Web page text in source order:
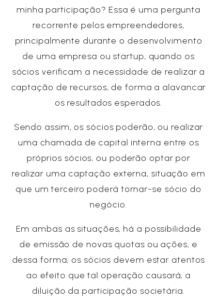
minha participação? Essa é uma pergunta
recorrente pelos empreendedores,
principalmente durante o desenvolvimento
de uma empresa ou startup, quando os
sócios verificam a necessidade de realizar a
captação de recursos, de forma a alavancar
os resultados esperados.
Sendo assim, os sócios poderão, ou realizar
uma chamada de capital interna entre os
próprios sócios, ou poderão optar por
realizar uma captação externa, situação em
que um terceiro poderá tornar-se sócio do
negócio.
Em ambas as situações, há a possibilidade
de emissão de novas quotas ou ações, e
dessa forma, os sócios devem estar atentos
ao efeito que tal operação causará, a
diluição da participação societária.